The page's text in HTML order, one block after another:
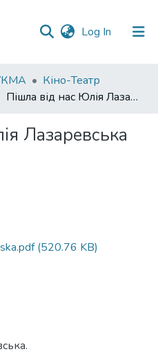
Log In (current)
Кіно-Театр
Пішла від нас Юлія Лазаревська
Лазаревська
(520.76 KB)